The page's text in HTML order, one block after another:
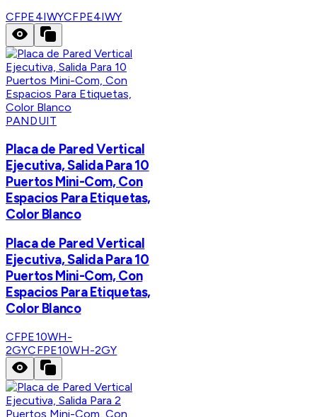
CFPE4IWYCFPE4IWY
PANDUIT
Placa de Pared Vertical
Ejecutiva, Salida Para 10
Puertos Mini-Com, Con
Espacios Para Etiquetas,
Color Blanco
Placa de Pared Vertical
Ejecutiva, Salida Para 10
Puertos Mini-Com, Con
Espacios Para Etiquetas,
Color Blanco
CFPE10WH-
2GYCFPE10WH-2GY